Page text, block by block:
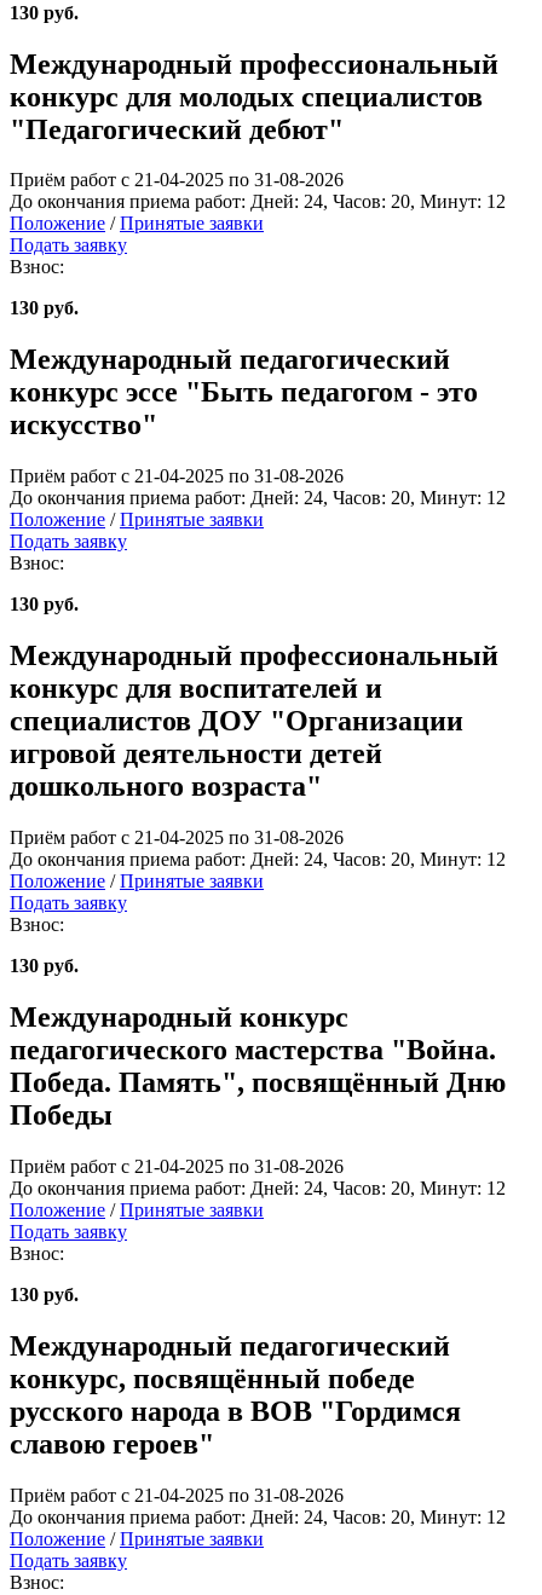
130 руб.
Международный профессиональный
конкурс для молодых специалистов
"Педагогический дебют"
Приём работ с 21-04-2025 по 31-08-2026
До окончания приема работ: Дней: 24, Часов: 20, Минут: 12
Положение / Принятые заявки
Подать заявку
Взнос:
130 руб.
Международный педагогический
конкурс эссе "Быть педагогом - это
искусство"
Приём работ с 21-04-2025 по 31-08-2026
До окончания приема работ: Дней: 24, Часов: 20, Минут: 12
Положение / Принятые заявки
Подать заявку
Взнос:
130 руб.
Международный профессиональный
конкурс для воспитателей и
специалистов ДОУ "Организации
игровой деятельности детей
дошкольного возраста"
Приём работ с 21-04-2025 по 31-08-2026
До окончания приема работ: Дней: 24, Часов: 20, Минут: 12
Положение / Принятые заявки
Подать заявку
Взнос:
130 руб.
Международный конкурс
педагогического мастерства "Война.
Победа. Память", посвящённый Дню
Победы
Приём работ с 21-04-2025 по 31-08-2026
До окончания приема работ: Дней: 24, Часов: 20, Минут: 12
Положение / Принятые заявки
Подать заявку
Взнос:
130 руб.
Международный педагогический
конкурс, посвящённый победе
русского народа в ВОВ "Гордимся
славою героев"
Приём работ с 21-04-2025 по 31-08-2026
До окончания приема работ: Дней: 24, Часов: 20, Минут: 12
Положение / Принятые заявки
Подать заявку
Взнос: